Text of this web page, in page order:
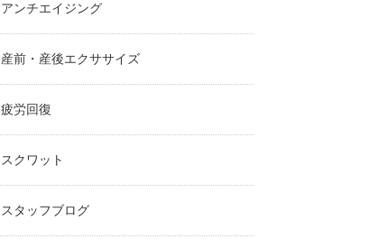
アンチエイジング
産前・産後エクササイズ
疲労回復
スクワット
スタッフブログ